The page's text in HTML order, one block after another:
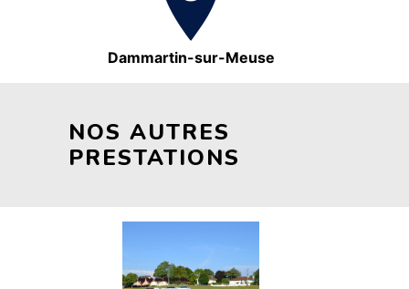
Dammartin-sur-Meuse
NOS AUTRES
PRESTATIONS